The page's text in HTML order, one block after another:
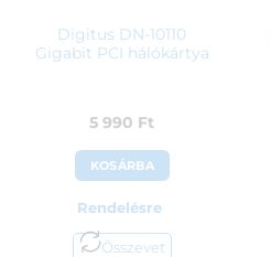
Digitus DN-10110
Gigabit PCI hálókártya
5 990 Ft
KOSÁRBA
Rendelésre
Összevet